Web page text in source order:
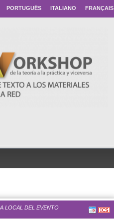
PORTUGUÊS ITALIANO FRANÇAIS
LOCAL DEL EVENTO